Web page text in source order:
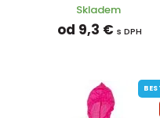
Skladem
od 9,3 € s DPH